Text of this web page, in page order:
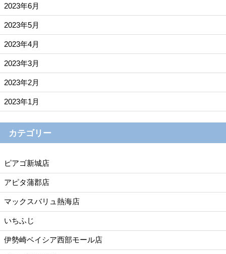
2023年6月
2023年5月
2023年4月
2023年3月
2023年2月
2023年1月
カテゴリー
ピアゴ新城店
アピタ蒲郡店
マックスバリュ熱海店
いちふじ
伊勢崎ベイシア西部モール店